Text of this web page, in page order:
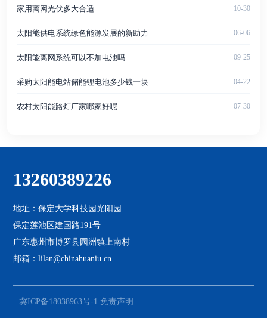
家用离网光伏多大合适 10-30
太阳能供电系统绿色能源发展的新助力 06-06
太阳能离网系统可以不加电池吗 09-25
采购太阳能电站储能锂电池多少钱一块 04-22
农村太阳能路灯厂家哪家好呢 07-30
13260389226
地址：保定大学科技园光阳园
保定莲池区建国路191号
广东惠州市博罗县园洲镇上南村
邮箱：lilan@chinahuaniu.cn
冀ICP备18038963号-1 免责声明